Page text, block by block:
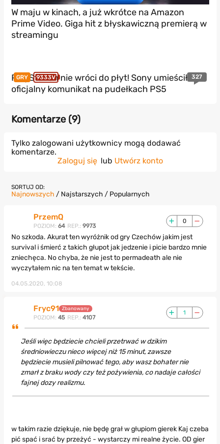
W maju w kinach, a już wkrótce na Amazon
Prime Video. Giga hit z błyskawiczną premierą w
streamingu
GRY 9333V 327
PlayStation nie wróci do płyt! Sony umieściło
oficjalny komunikat na pudełkach PS5
Komentarze (9)
Tylko zalogowani użytkownicy mogą dodawać
komentarze.
Zaloguj się lub Utwórz konto
SORTUJ OD:
Najnowszych / Najstarszych / Popularnych
PrzemQ
POZIOM: 64 REP.: 9973
0
No szkoda. Akurat ten wyróżnik od gry Czechów jakim jest
survival i śmierć z takich głupot jak jedzenie i picie bardzo mnie
zniechęca. No chyba, że nie jest to permadeath ale nie
wyczytałem nic na ten temat w tekście.
04.05.2020, 10:08
Fryc91 Zbanowany
POZIOM: 45 REP.: 4107
1
Jeśli więc będziecie chcieli przetrwać w dzikim
średniowieczu nieco więcej niż 15 minut, zawsze
będziecie musieli pilnować tego, aby wasz bohater nie
zmarł z braku wody czy też pożywienia, co nadaje całości
fajnej dozy realizmu.
w takim razie dziękuje, nie będę grał w głupiom gierek Kaj czeba
pić spać i srać by przeżyć - wystarczy mi realne życie. OD gier